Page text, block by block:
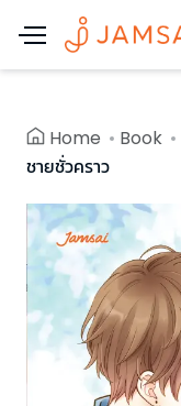
Home Book
ชายชั่วคราว